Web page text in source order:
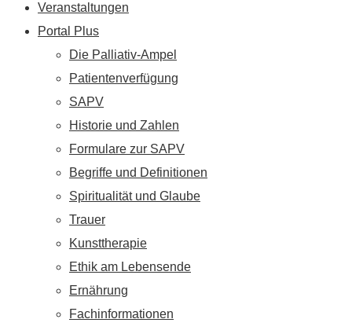
Veranstaltungen
Portal Plus
Die Palliativ-Ampel
Patientenverfügung
SAPV
Historie und Zahlen
Formulare zur SAPV
Begriffe und Definitionen
Spiritualität und Glaube
Trauer
Kunsttherapie
Ethik am Lebensende
Ernährung
Fachinformationen